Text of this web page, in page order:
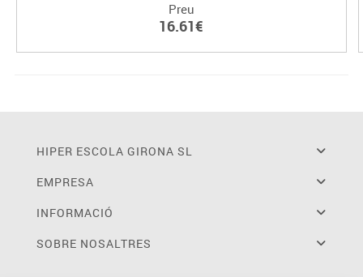
Preu
16.61€
HIPER ESCOLA GIRONA SL
EMPRESA
INFORMACIÓ
SOBRE NOSALTRES